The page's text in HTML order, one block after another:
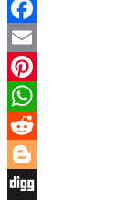
Facebook
Email
Pinterest
WhatsApp
Reddit
Blogger